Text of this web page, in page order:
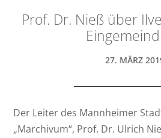
Prof. Dr. Nieß über
27. MÄRZ
Der Leiter des Mannheimer
„Marchivum“, Prof. Dr. Ulrich